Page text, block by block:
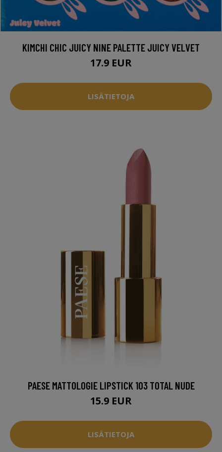
KIMCHI CHIC JUICY NINE PALETTE JUICY VELVET
17.9 EUR
LISÄTIETOJA
PAESE MATTOLOGIE LIPSTICK 103 TOTAL NUDE
15.9 EUR
LISÄTIETOJA